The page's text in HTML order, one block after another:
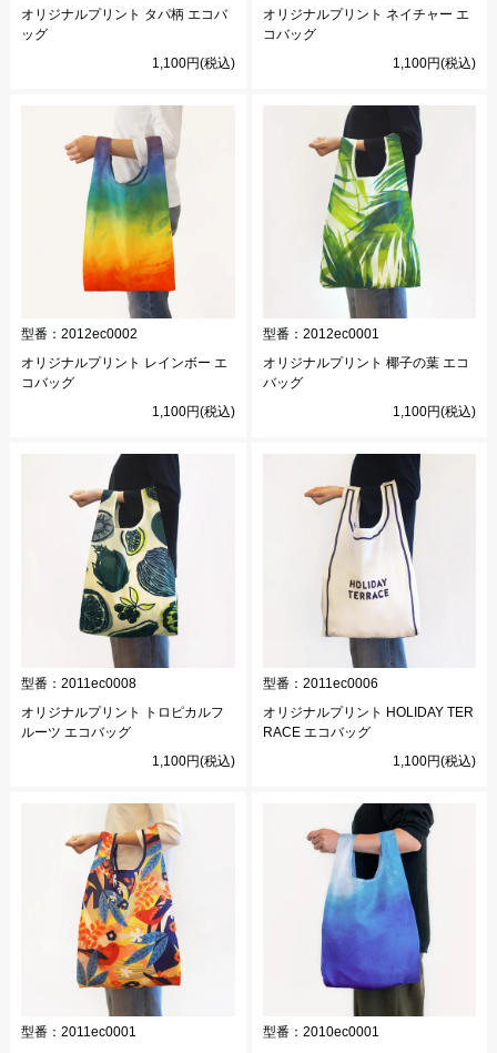
オリジナルプリント タパ柄 エコバ
ッグ
1,100円(税込)
オリジナルプリント ネイチャー エ
コバッグ
1,100円(税込)
型番： 2012ec0002
オリジナルプリント レインボー エ
コバッグ
1,100円(税込)
型番： 2012ec0001
オリジナルプリント 椰子の葉 エコ
バッグ
1,100円(税込)
型番： 2011ec0008
オリジナルプリント トロピカルフ
ルーツ エコバッグ
1,100円(税込)
型番： 2011ec0006
オリジナルプリント HOLIDAY TER
RACE エコバッグ
1,100円(税込)
型番： 2011ec0001 型番： 2010ec0001